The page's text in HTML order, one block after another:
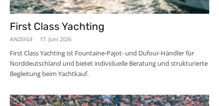
First Class Yachting
ANZEIGE - 17. Juni 2026
First Class Yachting ist Fountaine-Pajot- und Dufour-Händler für
Norddeutschland und bietet individuelle Beratung und strukturierte
Begleitung beim Yachtkauf.